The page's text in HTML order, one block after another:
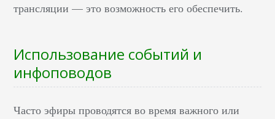
трансляции — это возможность его обеспечить.
Использование событий и
инфоповодов
Часто эфиры проводятся во время важного или